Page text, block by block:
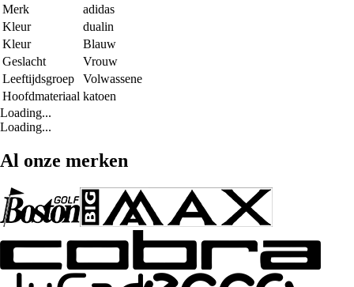
Merk
adidas
Kleur
dualin
Kleur
Blauw
Geslacht
Vrouw
Leeftijdsgroep
Volwassene
Hoofdmateriaal katoen
Loading...
Loading...
Al onze merken